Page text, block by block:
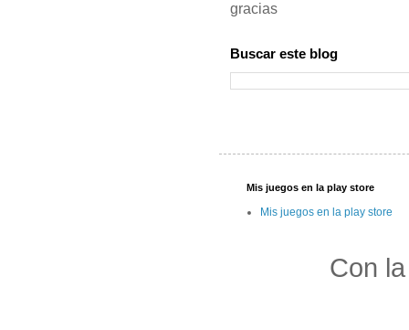
gracias
Buscar este blog
Mis juegos en la play store
Mis juegos en la play store
Con